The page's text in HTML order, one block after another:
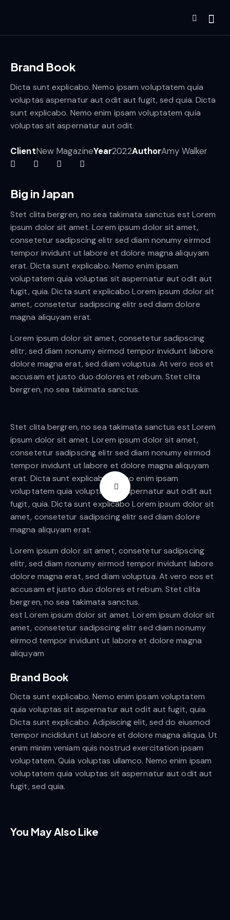
Big in Japan
Stet clita bergren, no sea takimata sanctus est Lorem
ipsum dolor sit amet. Lorem ipsum dolor sit amet,
consetetur sadipscing elitr sed diam nonumy eirmod
tempor invidunt ut labore et dolore magna aliquyam
erat. Dicta sunt explicabo. Nemo enim ipsam
voluptatem quia voluptas sit aspernatur aut odit aut
fugit, quia. Dicta sunt explicabo Lorem ipsum dolor sit
amet, consetetur sadipscing elitr sed diam dolore
magna aliquyam erat.
Lorem ipsum dolor sit amet, consetetur sadipscing
elitr, sed diam nonumy eirmod tempor invidunt labore
dolore magna erat, sed diam voluptua. At vero eos et
accusam et justo duo dolores et rebum. Stet clita
bergren, no sea takimata sanctus.
Stet clita bergren, no sea takimata sanctus est Lorem
ipsum dolor sit amet. Lorem ipsum dolor sit amet,
consetetur sadipscing elitr sed diam nonumy eirmod
tempor invidunt ut labore et dolore magna aliquyam
erat. Dicta sunt explicabo. Nemo enim ipsam
voluptatem quia voluptas sit aspernatur aut odit aut
fugit, quia. Dicta sunt explicabo Lorem ipsum dolor sit
amet, consetetur sadipscing elitr sed diam dolore
magna aliquyam erat.
Lorem ipsum dolor sit amet, consetetur sadipscing
elitr, sed diam nonumy eirmod tempor invidunt labore
dolore magna erat, sed diam voluptua. At vero eos et
accusam et justo duo dolores et rebum. Stet clita
bergren, no sea takimata sanctus.
est Lorem ipsum dolor sit amet. Lorem ipsum dolor sit
amet, consetetur sadipscing elitr sed diam nonumy
eirmod tempor invidunt ut labore et dolore magna
aliquyam
Brand Book
Dicta sunt explicabo. Nemo enim ipsam voluptatem
quia voluptas sit aspernatur aut odit aut fugit, quia.
Dicta sunt explicabo. Adipiscing elit, sed do eiusmod
tempor incididunt ut labore et dolore magna aliqua. Ut
enim minim veniam quis nostrud exercitation ipsam
voluptatem. Quia voluptas ullamco. Nemo enim ipsam
voluptatem quia voluptas sit aspernatur aut odit aut
fugit, sed quia.
Brand Book
Dicta sunt explicabo. Nemo ipsam voluptatem quia
voluptas aspernatur aut odit aut fugit, sed quia. Dicta
sunt explicabo. Nemo enim ipsam voluptatem quia
voluptas sit aspernatur aut odit.
ClientNew MagazineYear2022AuthorAmy Walker
You May Also Like
Magazine
Author Amy
Walker
Love
at
First
Client New
Magazine
Year
Author Amy
Walker
The
2023
Client New
Magazine
Year 2022
Surfing